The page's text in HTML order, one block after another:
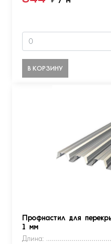
В КОРЗИНУ
Профнастил для
1 мм
Длина: